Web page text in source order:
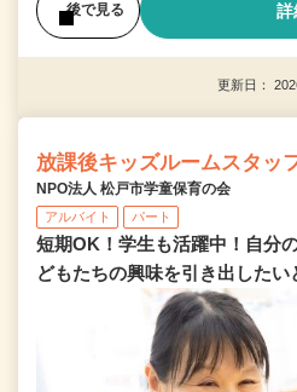
後で見る 詳
更新日：
放課後キッズルームスタッ
NPO法人 松戸市学童保育の会
アルバイト パート
短期OK！学生も活躍中！自分
どもたちの興味を引き出したい